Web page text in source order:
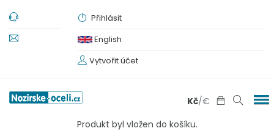
Přihlásit
English
Vytvořit účet
Kč/€
Produkt byl vložen do košíku.